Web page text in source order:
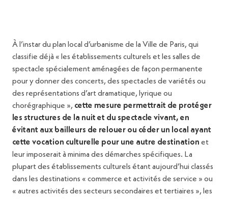
À l’instar du plan local d’urbanisme de la Ville de Paris, qui
classifie déjà « les établissements culturels et les salles de
spectacle spécialement aménagées de façon permanente
pour y donner des concerts, des spectacles de variétés ou
des représentations d’art dramatique, lyrique ou
chorégraphique », cette mesure permettrait de protéger
les structures de la nuit et du spectacle vivant, en
évitant aux bailleurs de relouer ou céder un local ayant
cette vocation culturelle pour une autre destination et
leur imposerait à minima des démarches spécifiques. La
plupart des établissements culturels étant aujourd’hui classés
dans les destinations « commerce et activités de service » ou
« autres activités des secteurs secondaires et tertiaires », les